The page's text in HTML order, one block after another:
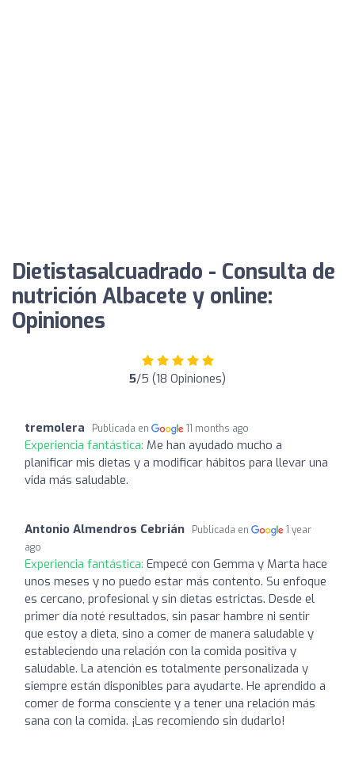
Dietistasalcuadrado - Consulta de
nutrición Albacete y online:
Opiniones
5/5 (18 Opiniones)
tremolera Publicada en 11 months ago
Experiencia fantástica: Me han ayudado mucho a
planificar mis dietas y a modificar hábitos para llevar una
vida más saludable.
Antonio Almendros Cebrián Publicada en
1 year
ago
Experiencia fantástica: Empecé con Gemma y Marta hace
unos meses y no puedo estar más contento. Su enfoque
es cercano, profesional y sin dietas estrictas. Desde el
primer día noté resultados, sin pasar hambre ni sentir
que estoy a dieta, sino a comer de manera saludable y
estableciendo una relación con la comida positiva y
saludable. La atención es totalmente personalizada y
siempre están disponibles para ayudarte. He aprendido a
comer de forma consciente y a tener una relación más
sana con la comida. ¡Las recomiendo sin dudarlo!